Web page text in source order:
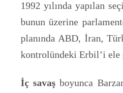
1992 yılında yapılan
bunun üzerine
planında ABD, İran,
kontrolündeki Erbil’i ele
İç savaş boyunca